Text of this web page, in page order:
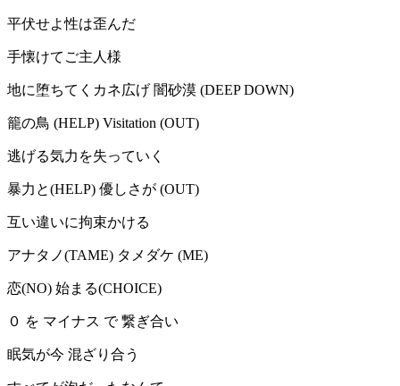
平伏せよ性は歪んだ
手懐けてご主人様
地に堕ちてくカネ広げ 闇砂漠 (DEEP DOWN)
籠の鳥 (HELP) Visitation (OUT)
逃げる気力を失っていく
暴力と(HELP) 優しさが (OUT)
互い違いに拘束かける
アナタノ(TAME) タメダケ (ME)
恋(NO) 始まる(CHOICE)
０ を マイナス で 繋ぎ合い
眠気が今 混ざり合う